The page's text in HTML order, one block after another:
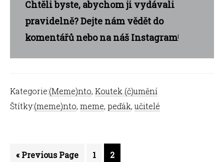
Chtěli byste, abychom ji vydávali
pravidelně? Dejte nám vědět do
komentářů nebo na náš Instagram!
Kategorie:(Meme)nto, Koutek (č)umění
Štítky:(meme)nto, meme, peďák, učitelé
«Go
Previous Page Strana
1 Strana
2